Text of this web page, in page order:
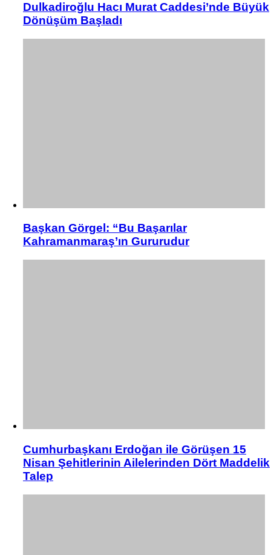
Dulkadiroğlu Hacı Murat Caddesi’nde Büyük
Dönüşüm Başladı
Başkan Görgel: “Bu Başarılar
Kahramanmaraş’ın Gururudur
Cumhurbaşkanı Erdoğan ile Görüşen 15
Nisan Şehitlerinin Ailelerinden Dört Maddelik
Talep